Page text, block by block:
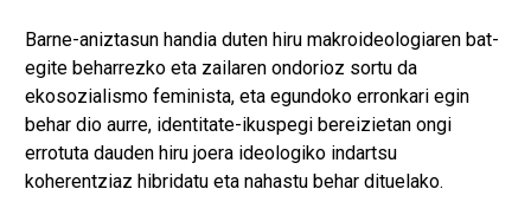
Barne-aniztasun handia duten hiru makroideologiaren bat-
egite beharrezko eta zailaren ondorioz sortu da
ekosozialismo feminista, eta egundoko erronkari egin
behar dio aurre, identitate-ikuspegi bereizietan ongi
errotuta dauden hiru joera ideologiko indartsu
koherentziaz hibridatu eta nahastu behar dituelako.